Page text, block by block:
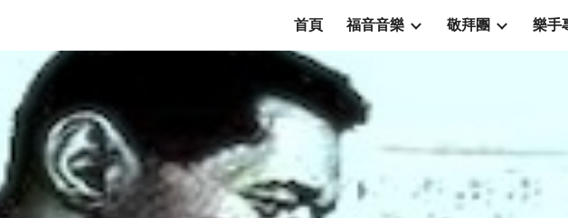
Skip to navigation
首頁 福音音樂 敬拜團 樂手